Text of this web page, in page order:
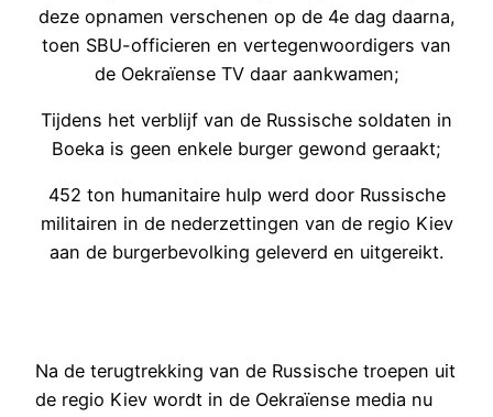
deze opnamen verschenen op de 4e dag daarna,
toen SBU-officieren en vertegenwoordigers van
de Oekraïense TV daar aankwamen;
Tijdens het verblijf van de Russische soldaten in
Boeka is geen enkele burger gewond geraakt;
452 ton humanitaire hulp werd door Russische
militairen in de nederzettingen van de regio Kiev
aan de burgerbevolking geleverd en uitgereikt.
Na de terugtrekking van de Russische troepen uit
de regio Kiev wordt in de Oekraïense media nu